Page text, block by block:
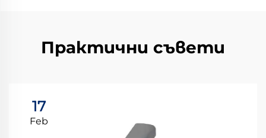
Практични съвети
17
Feb